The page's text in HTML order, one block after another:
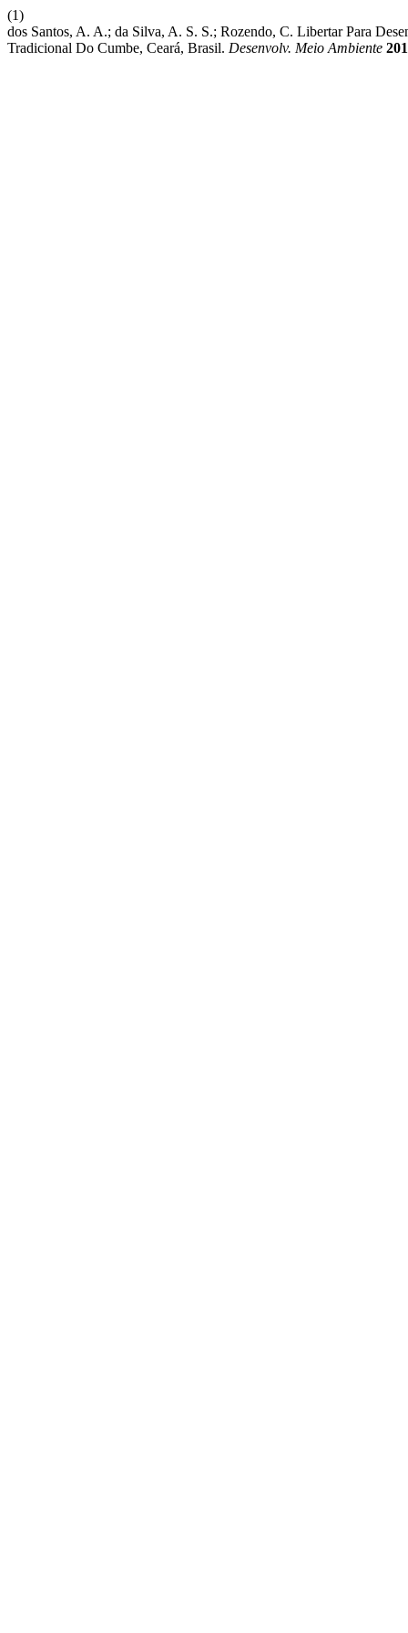
(1)
dos Santos, A. A.; da Silva, A. S. S.; Rozendo, C. Libertar Para
Tradicional Do Cumbe, Ceará, Brasil. Desenvolv. Meio Ambiente